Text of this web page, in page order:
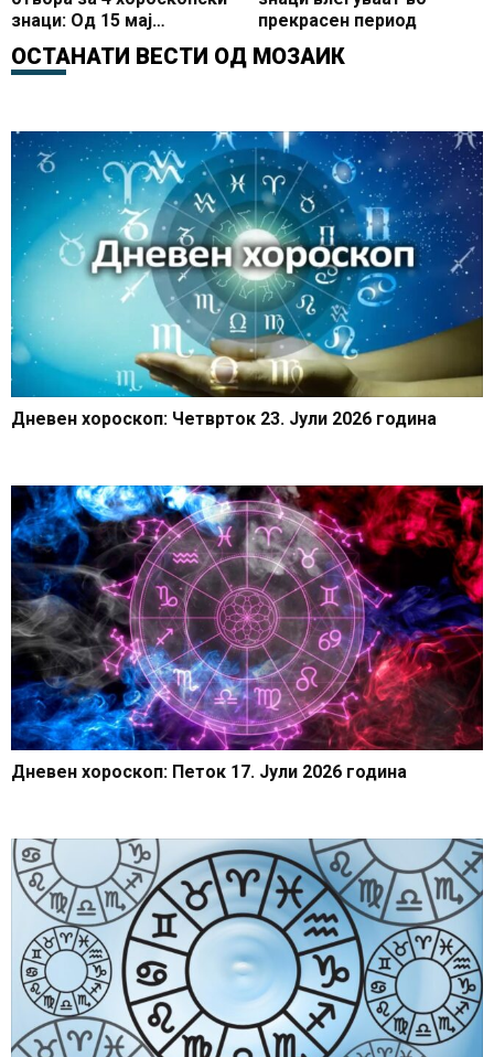
знаци: Од 15 мај
влегуваат во одличен
период на нови
прекрасен период
ОСТАНАТИ ВЕСТИ ОД МОЗАИК
Дневен хороскоп: Четврток 23. Јули 2026 година
Дневен хороскоп: Петок 17. Јули 2026 година